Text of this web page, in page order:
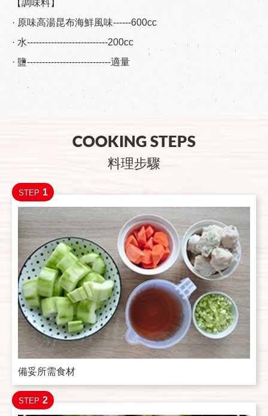
【調味料】
· 原味高湯昆布海鮮風味------600cc
· 水---------------------------200cc
· 鹽----------------------------適量
COOKING STEPS
料理步驟
STEP 1
備妥所需食材
STEP 2